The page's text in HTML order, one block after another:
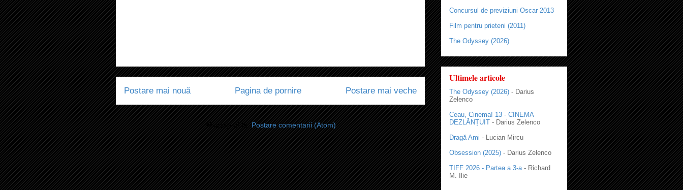
Postare mai nouă Postare mai veche
Pagina de pornire
Abonați-vă la:Postare comentarii (Atom)
Concursul de previziuni Oscar 2013
Film pentru prieteni (2011)
The Odyssey (2026)
Ultimele articole
The Odyssey (2026) - Darius
Zelenco
Ceau, Cinema! 13 - CINEMA
DEZLĂNȚUIT - Darius Zelenco
Dragă Ami - Lucian Mircu
Obsession (2025) - Darius Zelenco
TIFF 2026 - Partea a 3-a - Richard
M. Ilie